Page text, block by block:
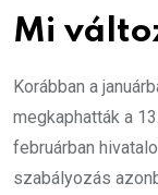
Mi
Korábban a
megkaphatták a
februárban
szabályozás